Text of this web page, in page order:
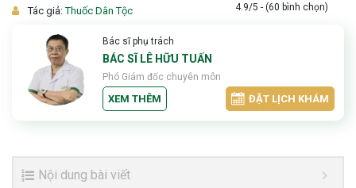
Tác giả:Thuốc Dân Tộc 4.9/5 - (60 bình chọn)
Bác sĩ phụ trách
BÁC SĨ LÊ HỮU TUẤN
Phó Giám đốc chuyên môn
XEM THÊM ĐẶT LỊCH KHÁM
Nội dung bài viết